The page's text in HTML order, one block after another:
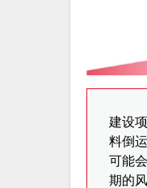
建设
料倒
可能
期的